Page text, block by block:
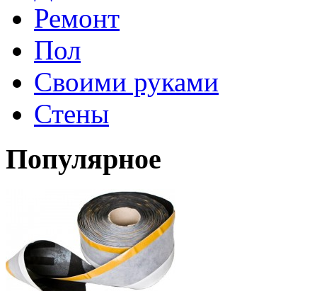
Ремонт
Пол
Своими руками
Стены
Популярное